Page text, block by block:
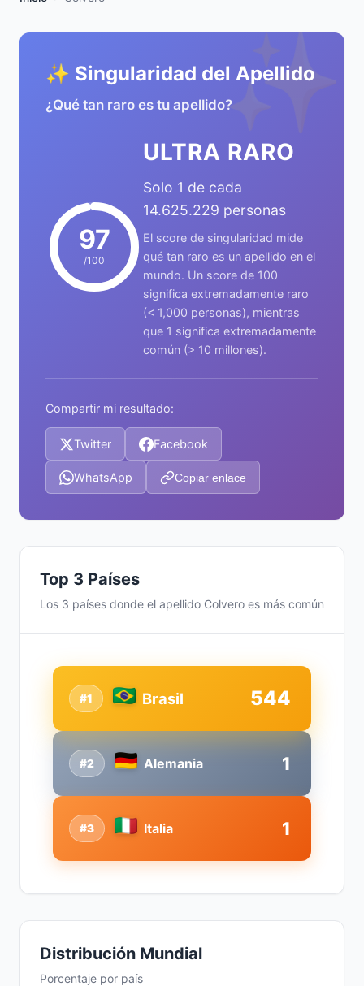
✨
✨ Singularidad del Apellido
¿Qué tan raro es tu apellido?
97
/100
ULTRA RARO
Solo 1 de cada
14.625.229 personas
El score de singularidad mide
qué tan raro es un apellido en el
mundo. Un score de 100
significa extremadamente raro
(< 1,000 personas), mientras
que 1 significa extremadamente
común (> 10 millones).
Compartir mi resultado:
Twitter Facebook
WhatsApp Copiar enlace
Top 3 Países
Los 3 países donde el apellido Colvero es más común
#2 Alemania 1
#1 Brasil 544
#3 Italia 1
Distribución Mundial
Porcentaje por país